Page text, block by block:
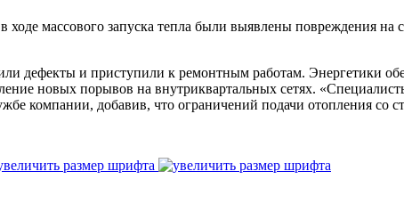
массового запуска тепла были выявлены повреждения на
дефекты и приступили к ремонтным работам. Энергетики
новых порывов на внутриквартальных сетях.
компании, добавив, что ограничений подачи отопления
размер шрифта